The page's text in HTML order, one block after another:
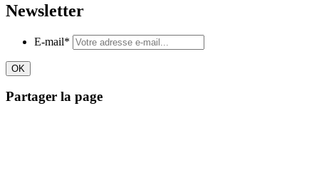
Newsletter
E-mail*
Partager la page